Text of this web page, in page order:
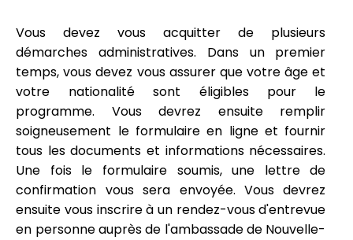
Vous devez vous acquitter de plusieurs
démarches administratives. Dans un premier
temps, vous devez vous assurer que votre âge et
votre nationalité sont éligibles pour le
programme. Vous devrez ensuite remplir
soigneusement le formulaire en ligne et fournir
tous les documents et informations nécessaires.
Une fois le formulaire soumis, une lettre de
confirmation vous sera envoyée. Vous devrez
ensuite vous inscrire à un rendez-vous d'entrevue
en personne auprès de l'ambassade de Nouvelle-